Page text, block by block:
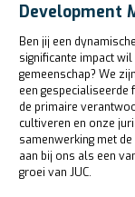
Development
Ben jij een
significante impact
gemeenschap? We
een gespecialiseerde
de primaire
cultiveren en onze
samenwerking met
aan bij ons als een
groei van JUC.